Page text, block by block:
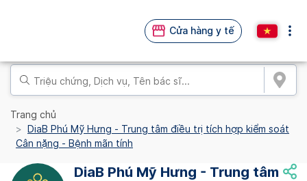
Cửa hàng y tế
Trang chủ
DiaB Phú Mỹ Hưng - Trung tâm điều trị tích hợp kiểm soát
Cân nặng - Bệnh mãn tính
DiaB Phú Mỹ Hưng - Trung tâm